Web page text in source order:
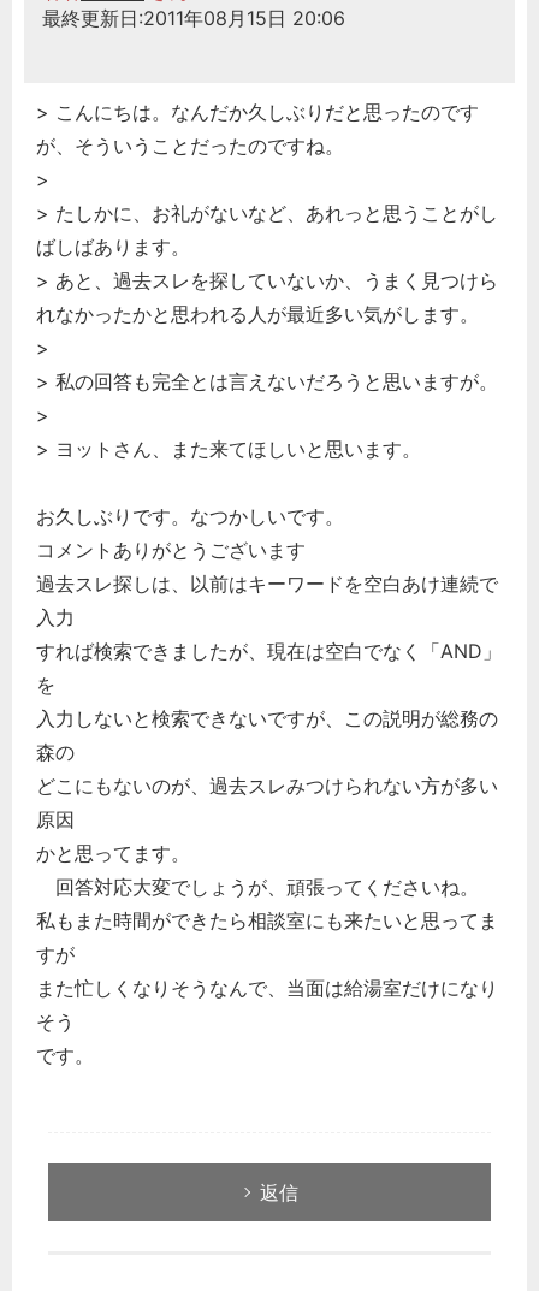
最終更新日:2011年08月15日 20:06
> こんにちは。なんだか久しぶりだと思ったのです
が、そういうことだったのですね。
>
> たしかに、お礼がないなど、あれっと思うことがし
ばしばあります。
> あと、過去スレを探していないか、うまく見つけら
れなかったかと思われる人が最近多い気がします。
>
> 私の回答も完全とは言えないだろうと思いますが。
>
> ヨットさん、また来てほしいと思います。
お久しぶりです。なつかしいです。
コメントありがとうございます
過去スレ探しは、以前はキーワードを空白あけ連続で
入力
すれば検索できましたが、現在は空白でなく「AND」
を
入力しないと検索できないですが、この説明が総務の
森の
どこにもないのが、過去スレみつけられない方が多い
原因
かと思ってます。
回答対応大変でしょうが、頑張ってくださいね。
私もまた時間ができたら相談室にも来たいと思ってま
すが
また忙しくなりそうなんで、当面は給湯室だけになり
そう
です。
返信